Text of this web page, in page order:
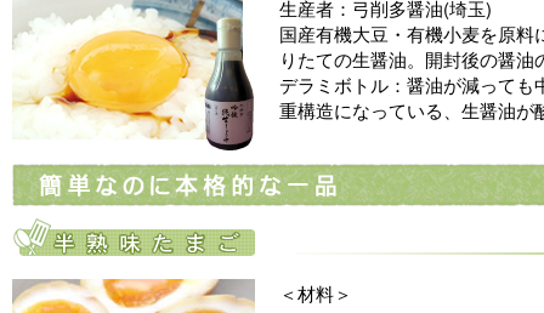
生産者：弓削多醤油(埼玉)
国産有機大豆・有機小麦を原
りたての生醤油。開封後の醤
デラミボトル：醤油が減って
重構造になっている、生醤油が
＜材料＞